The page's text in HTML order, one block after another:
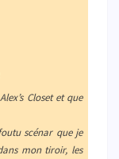
Closet et que
scénar que je
mon tiroir, les